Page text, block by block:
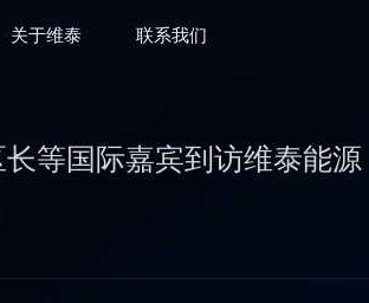
关于维泰 联系我们
等国际嘉宾到访维泰能源